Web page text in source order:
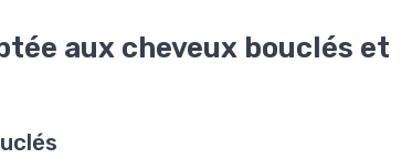
aux cheveux bouclés et